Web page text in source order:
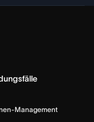
Management